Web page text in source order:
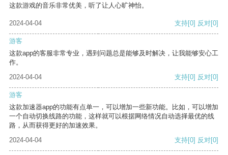
这款游戏的音乐非常优美，听了让人心旷神怡。
2024-04-04 支持[0] 反对[0]
游客
这款app的客服非常专业，遇到问题总是能够及时解决，让我能够安心工
作。
2024-04-04
支持[0] 反对[0]
游客
这款加速器app的功能有点单一，可以增加一些新功能。比如，可以增加
一个自动切换线路的功能，这样就可以根据网络情况自动选择最优的线
路，从而获得更好的加速效果。
2024-04-04
支持[0] 反对[0]